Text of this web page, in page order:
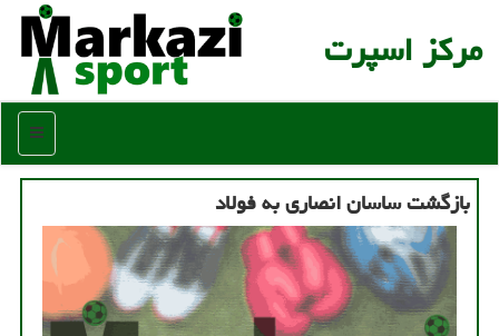
مركز اسپرت
منو
بازگشت ساسان انصاری به فولاد